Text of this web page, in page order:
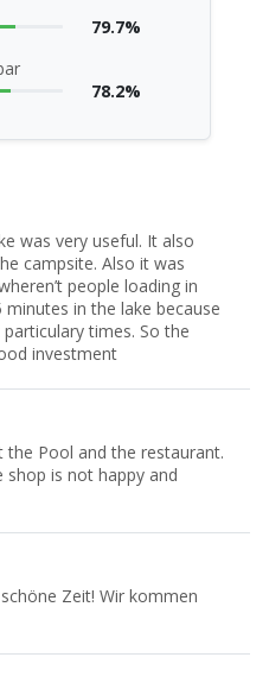
was very useful. It also
campsite. Also it was
people loading in
in the lake because
times. So the
investment
the Pool and the restaurant.
shop is not happy and
Zeit! Wir kommen
79.7%
78.2%